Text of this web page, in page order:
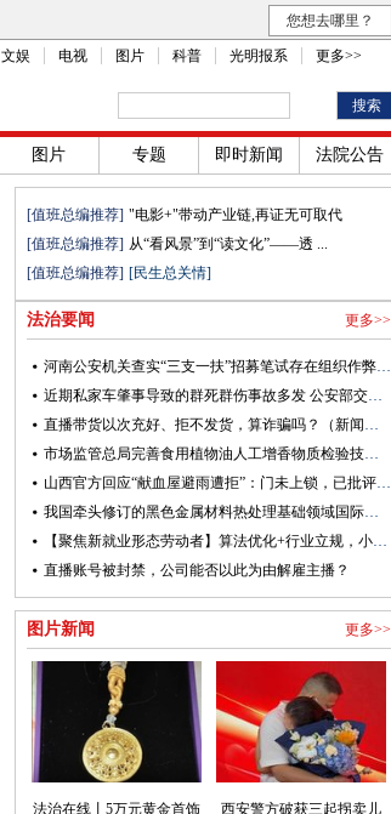
您想去哪里？
文娱 电视 图片 科普 光明报系 更多>>
图片 专题 即时新闻 法院公告
[值班总编推荐] "电影+"带动产业链,再证无可取代
[值班总编推荐] 从“看风景”到“读文化”——透 ...
[值班总编推荐] [民生总关情]
法治要闻 更多>>
河南公安机关查实“三支一扶”招募笔试存在组织作弊犯罪行为
近期私家车肇事导致的群死群伤事故多发 公安部交管局发布提示
直播带货以次充好、拒不发货，算诈骗吗？（新闻看法）
市场监管总局完善食用植物油人工增香物质检验技术 遏制非法添加行为
山西官方回应“献血屋避雨遭拒”：门未上锁，已批评教育涉事人员
我国牵头修订的黑色金属材料热处理基础领域国际标准发布
【聚焦新就业形态劳动者】算法优化+行业立规，小哥奔波之路能否更安稳？
直播账号被封禁，公司能否以此为由解雇主播？
图片新闻 更多>>
法治在线丨5万元黄金首饰
西安警方破获三起拐卖儿